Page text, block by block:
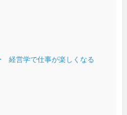
営学で仕事が楽しくなる